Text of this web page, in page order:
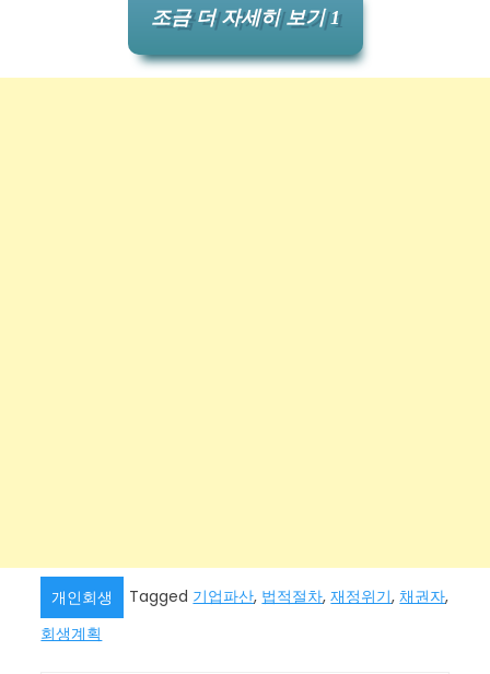
조금 더 자세히 보기 1
개인회생 Tagged 기업파산, 법적절차,재정위기,채권자,
회생계획